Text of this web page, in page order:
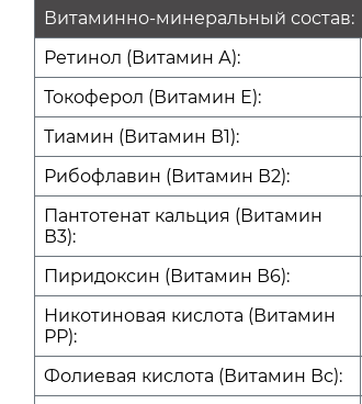
Витаминно-минеральный состав:
Ретинол (Витамин А):
Токоферол (Витамин Е):
Тиамин (Витамин В1):
Рибофлавин (Витамин В2):
Пантотенат кальция (Витамин
В3):
Пиридоксин (Витамин В6):
Никотиновая кислота (Витамин
РР):
Фолиевая кислота (Витамин Вс):